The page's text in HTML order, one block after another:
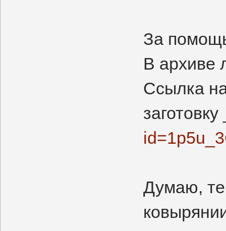
За
В архиве
Ссылка
Думаю,